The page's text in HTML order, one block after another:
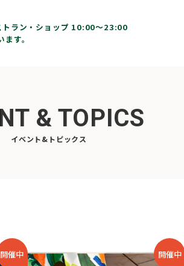
トラン・ショップ 10:00～23:00
す。
& TOPICS
イベント&トピックス
開催中 開催中